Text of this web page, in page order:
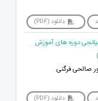
دانلود (PDF)
میانجی دوره های آموزش
صالحی فرگنی
دانلود (PDF)